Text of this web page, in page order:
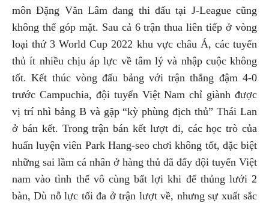
môn Đặng Văn Lâm đang thi đấu tại J-League cũng
không thể góp mặt. Sau cả 6 trận thua liên tiếp ở vòng
loại thứ 3 World Cup 2022 khu vực châu Á, các tuyển
thủ ít nhiều chịu áp lực về tâm lý và nhập cuộc không
tốt. Kết thúc vòng đấu bảng với trận thắng đậm 4-0
trước Campuchia, đội tuyển Việt Nam chỉ giành được
vị trí nhì bảng B và gặp “kỳ phùng địch thủ” Thái Lan
ở bán kết. Trong trận bán kết lượt đi, các học trò của
huấn luyện viên Park Hang-seo chơi không tốt, đặc biệt
những sai lầm cá nhân ở hàng thủ đã đẩy đội tuyển Việt
nam vào tình thế vô cùng bất lợi khi để thủng lưới 2
bàn, Dù nỗ lực tối đa ở trận lượt về, nhưng sự xuất sắc